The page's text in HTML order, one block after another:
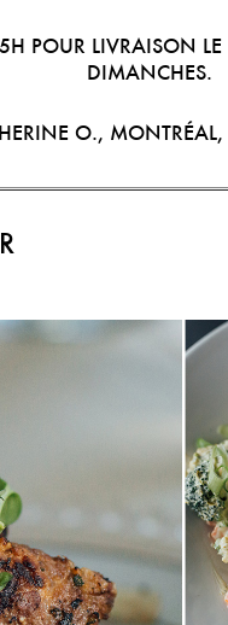
POUR LIVRAISON LE
DIMANCHES.
O.,